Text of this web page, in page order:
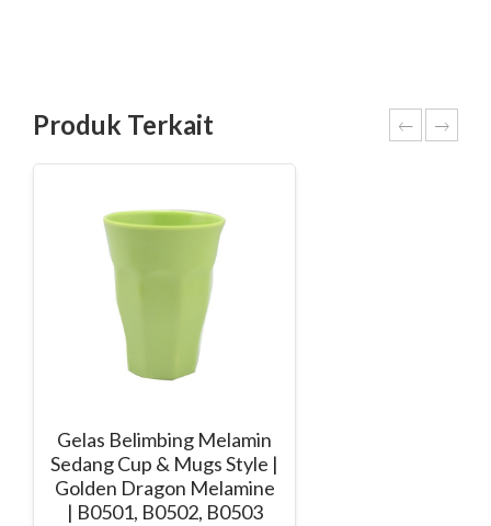
Produk Terkait
Gelas Belimbing Melamin
Sedang Cup & Mugs Style |
Golden Dragon Melamine
| B0501, B0502, B0503